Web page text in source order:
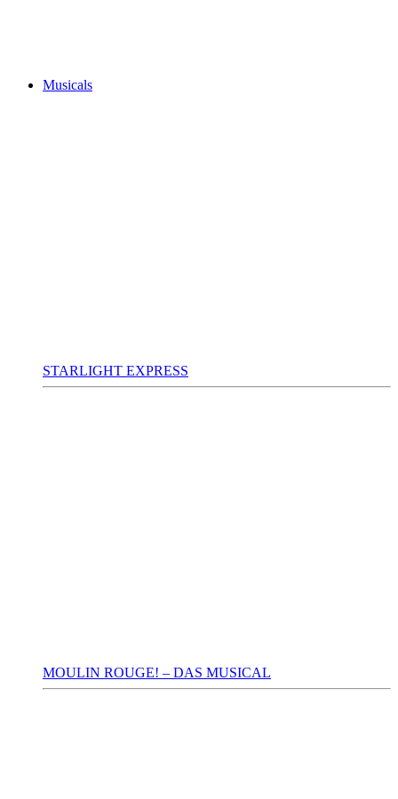
Musicals
STARLIGHT EXPRESS
MOULIN ROUGE! – DAS MUSICAL